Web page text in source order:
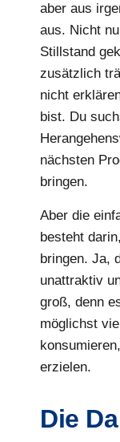
aber aus
aus. Nicht
Stillstand
zusätzlich
nicht
bist. Du
nächsten
bringen.
Aber die
besteht
bringen. Ja,
unattraktiv
groß, denn
möglichst
erzielen.
Die